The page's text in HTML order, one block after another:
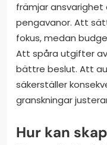
främjar
pengavanor. Att
fokus, medan
Att spåra utgifter
bättre beslut. Att
säkerställer
granskningar
Hur kan